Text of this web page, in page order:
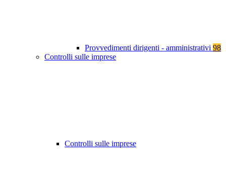
Provvedimenti dirigenti - amministrativi 98
Controlli sulle imprese
Controlli sulle imprese